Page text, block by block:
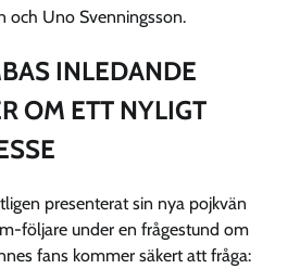
och Uno Svenningsson.
INLEDANDE
OM ETT NYLIGT
presenterat sin nya pojkvän
följare under en frågestund om
fans kommer säkert att fråga: